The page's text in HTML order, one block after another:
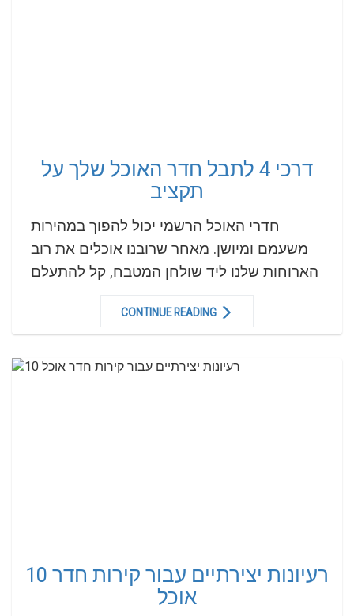
דרכי 4 לתבל חדר האוכל שלך על
תקציב
חדרי האוכל הרשמי יכול להפוך במהירות
משעמם ומיושן. מאחר שרובנו אוכלים את רוב
הארוחות שלנו ליד שולחן המטבח, קל להתעלם
CONTINUE READING
10 רעיונות יצירתיים עבור קירות חדר
אוכל